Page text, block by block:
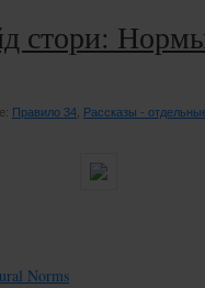
стори:
Правило 34 Рассказы -
Norms